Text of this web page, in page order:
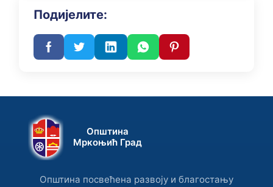
Подијелите:
Општина
Мркоњић Град
Општина посвећена развоју и благостању